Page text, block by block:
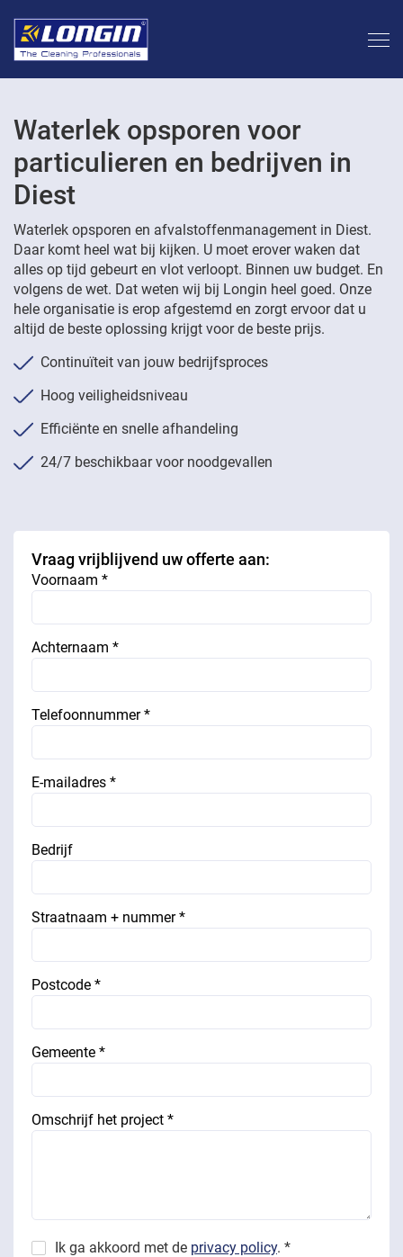
Waterlek opsporen voor
particulieren en bedrijven in
Diest
Waterlek opsporen en afvalstoffenmanagement in Diest.
Daar komt heel wat bij kijken. U moet erover waken dat
alles op tijd gebeurt en vlot verloopt. Binnen uw budget. En
volgens de wet. Dat weten wij bij Longin heel goed. Onze
hele organisatie is erop afgestemd en zorgt ervoor dat u
altijd de beste oplossing krijgt voor de beste prijs.
Continuïteit van jouw bedrijfsproces
Hoog veiligheidsniveau
Efficiënte en snelle afhandeling
24/7 beschikbaar voor noodgevallen
Vraag vrijblijvend uw offerte aan:
Voornaam *
Achternaam *
Telefoonnummer *
E-mailadres *
Bedrijf
Straatnaam + nummer *
Postcode *
Gemeente *
Omschrijf het project *
Ik ga akkoord met de privacy policy. *